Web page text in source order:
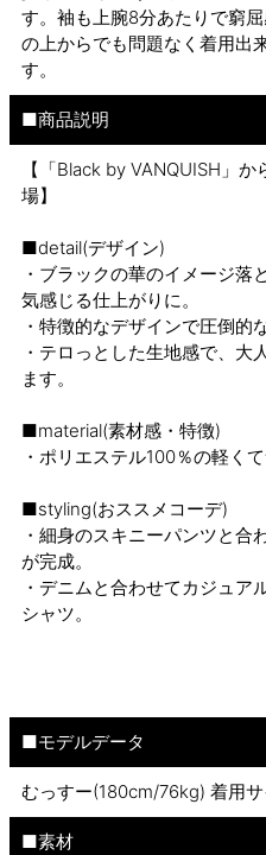
す。袖も上腕8分あたりで窮
の上からでも問題なく着用出
す。
■商品説明
【「Black by VANQUISH」
場】
■detail(デザイン)
・ブラックの華のイメージ落
気感じる仕上がりに。
・特徴的なデザインで圧倒的
・テロっとした生地感で、大
ます。
■material(素材感・特徴)
・ポリエステル100％の軽く
■styling(おススメコーデ)
・細身のスキニーパンツと合
が完成。
・デニムと合わせてカジュア
シャツ。
■モデルデータ
むっすー(180cm/76kg) 着用
■素材